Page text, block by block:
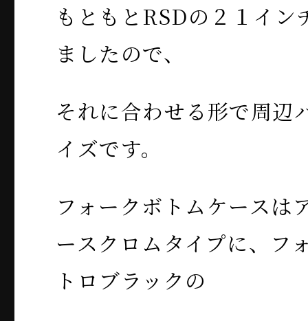
もともとRSDの２１イン
ましたので、
それに合わせる形で周辺
イズです。
フォークボトムケースは
ースクロムタイプに、フ
トロブラックの